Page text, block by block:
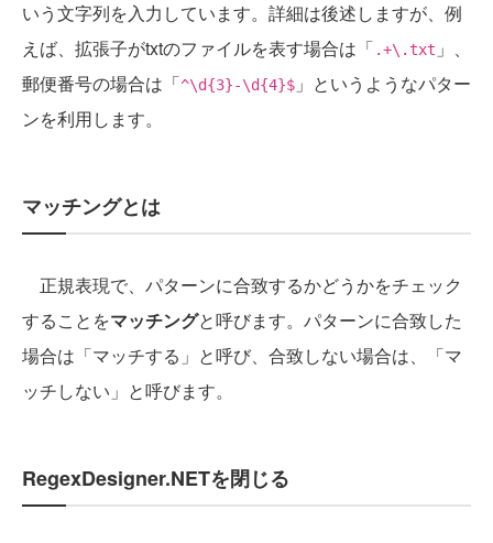
いう文字列を入力しています。詳細は後述しますが、例
えば、拡張子がtxtのファイルを表す場合は「 .+\.txt 」、
郵便番号の場合は「^\d{3}-\d{4}$ 」というようなパター
ンを利用します。
マッチングとは
正規表現で、パターンに合致するかどうかをチェック
することをマッチングと呼びます。パターンに合致した
場合は「マッチする」と呼び、合致しない場合は、「マ
ッチしない」と呼びます。
RegexDesigner.NETを閉じる